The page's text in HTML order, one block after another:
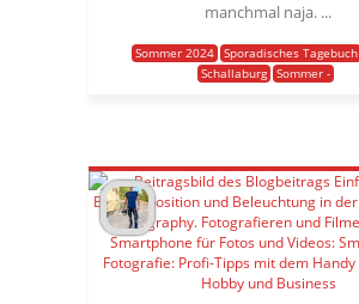
manchmal naja. ...
Sommer 2024 Sporadisches Tagebuch
Schallaburg
Sommer -